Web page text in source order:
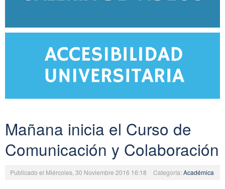
Mañana inicia el Curso de
Comunicación y Colaboración
Publicado el Miércoles, 30 Noviembre 2016 16:18 Categoría:Académica